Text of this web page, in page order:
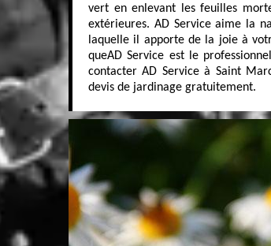
vert en enlevant les feuilles
extérieures. AD Service aime la
laquelle il apporte de la joie à
queAD Service est le
contacter AD Service à Saint
devis de jardinage gratuitement.